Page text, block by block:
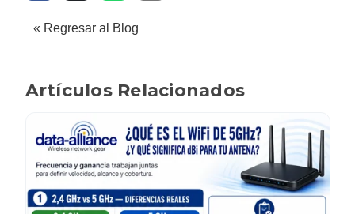
« Regresar al Blog
Artículos Relacionados